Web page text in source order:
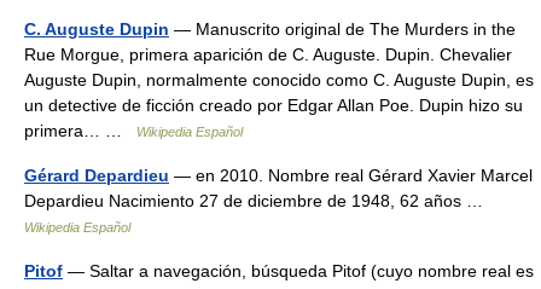
C. Auguste Dupin — Manuscrito original de The Murders in the
Rue Morgue, primera aparición de C. Auguste. Dupin. Chevalier
Auguste Dupin, normalmente conocido como C. Auguste Dupin, es
un detective de ficción creado por Edgar Allan Poe. Dupin hizo su
primera… …
Wikipedia Español
Gérard Depardieu — en 2010. Nombre real Gérard Xavier Marcel
Depardieu Nacimiento 27 de diciembre de 1948, 62 años …
Wikipedia Español
Pitof — Saltar a navegación, búsqueda Pitof (cuyo nombre real es